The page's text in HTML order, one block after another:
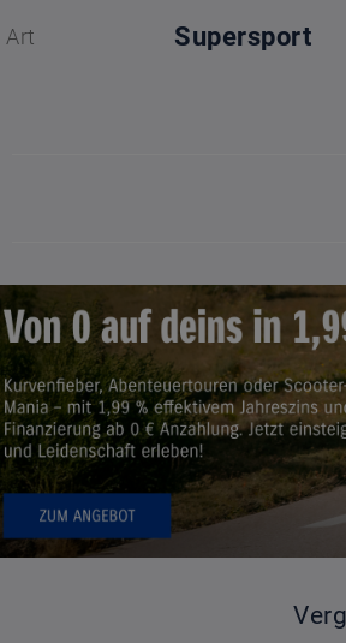
Art Supersport